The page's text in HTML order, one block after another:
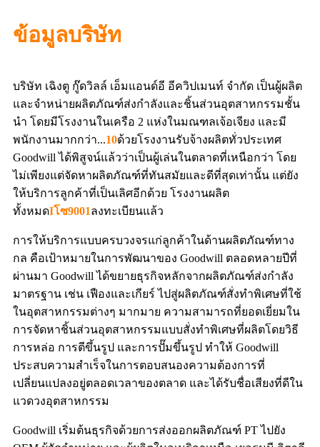
ข้อมูลบริษัท
บริษัท เฉิงตู กู๊ดวิลล์ เอ็มแอนด์อี อีควิปเมนท์ จำกัด เป็นผู้ผลิต
และจำหน่ายผลิตภัณฑ์ส่งกำลังและชิ้นส่วนอุตสาหกรรมชั้น
นำ โดยมีโรงงานในเครือ 2 แห่งในมณฑลเจ้อเจียง และมี
พนักงานมากกว่า...10ด้วยโรงงานรับจ้างผลิตทั่วประเทศ
Goodwill ได้พิสูจน์แล้วว่าเป็นผู้เล่นในตลาดที่เหนือกว่า โดย
ไม่เพียงแต่จัดหาผลิตภัณฑ์ที่ทันสมัยและดีที่สุดเท่านั้น แต่ยัง
ให้บริการลูกค้าที่เป็นเลิศอีกด้วย โรงงานผลิต
ทั้งหมดIโซ9001ลงทะเบียนแล้ว
การให้บริการแบบครบวงจรแก่ลูกค้าในด้านผลิตภัณฑ์ทาง
กล คือเป้าหมายในการพัฒนาของ Goodwill ตลอดหลายปีที่
ผ่านมา Goodwill ได้ขยายธุรกิจหลักจากผลิตภัณฑ์ส่งกำลัง
มาตรฐาน เช่น เฟืองและเกียร์ ไปสู่ผลิตภัณฑ์สั่งทำพิเศษที่ใช้
ในอุตสาหกรรมต่างๆ มากมาย ความสามารถที่ยอดเยี่ยมใน
การจัดหาชิ้นส่วนอุตสาหกรรมแบบสั่งทำพิเศษที่ผลิตโดยวิธี
การหล่อ การตีขึ้นรูป และการปั๊มขึ้นรูป ทำให้ Goodwill
ประสบความสำเร็จในการตอบสนองความต้องการที่
เปลี่ยนแปลงอยู่ตลอดเวลาของตลาด และได้รับชื่อเสียงที่ดีใน
แวดวงอุตสาหกรรม
Goodwill เริ่มต้นธุรกิจด้วยการส่งออกผลิตภัณฑ์ PT ไปยัง